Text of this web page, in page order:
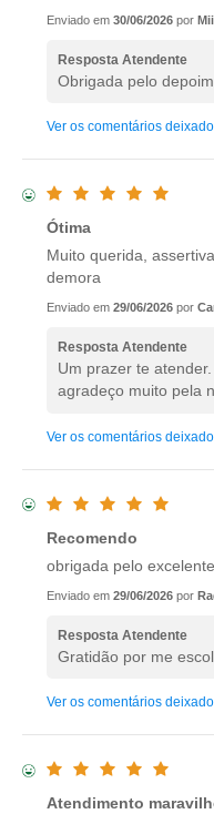
Enviado em 30/06/2026 por
Resposta Atendente
Obrigada pelo
Ver os comentários
Ótima
Muito querida,
demora
Enviado em 29/06/2026 por
Resposta Atendente
Um prazer te
agradeço muito pela
Ver os comentários
Recomendo
obrigada pelo
Enviado em 29/06/2026 por
Resposta Atendente
Gratidão por me
Ver os comentários
Atendimento